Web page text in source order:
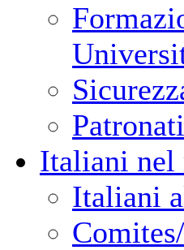
Patronati
Italiani nel
Italiani